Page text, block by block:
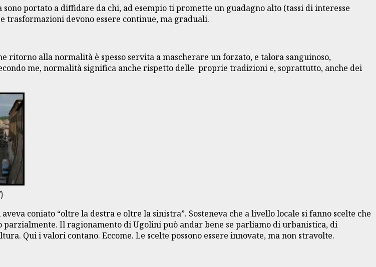
portato a diffidare da chi, ad esempio ti promette un guadagno alto (tassi di interesse
trasformazioni devono essere continue, ma graduali.
ritorno alla normalità è spesso servita a mascherare un forzato, e talora sanguinoso,
me, normalità significa anche rispetto delle proprie tradizioni e, soprattutto, anche dei
coniato “oltre la destra e oltre la sinistra”. Sosteneva che a livello locale si fanno scelte che
parzialmente. Il ragionamento di Ugolini può andar bene se parliamo di urbanistica, di
Qui i valori contano. Eccome. Le scelte possono essere innovate, ma non stravolte.